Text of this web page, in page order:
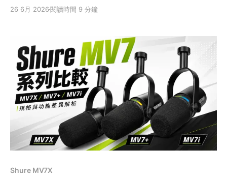
再接一顆 inline 增益器註1的麻煩，不是把聲音升級成另一
動 SM7B，或手上已有像 Cloudlifter、FetHead 這類常
見的 inline 增益器，選 SM7B 就夠；不確定介面增益夠不
夠，或只想用一條 XLR 線完成連接，SM7dB 會省事許
多。 先給結論：差別不在音質，而在增益怎麼來
SM7BSM7dB 核心差異純被動動圈麥克風內建可切換主動
前級 內建增益無＋18／＋28 dB 可切回被動模式？本來就
是被動可以，
26 6月 2026閱讀時間 9 分鐘
Shure MV7X